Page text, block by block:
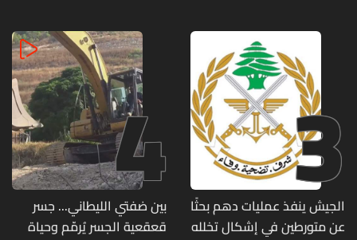
3
الجيش ينفذ عمليات دهم بحثًا
عن متورطين في إشكال تخلله
4
بين ضفتي الليطاني... جسر
قعقعية الجسر يُرمّم وحياة